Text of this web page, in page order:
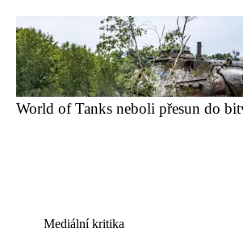
World of Tanks neboli přesun do
Mediální kritika